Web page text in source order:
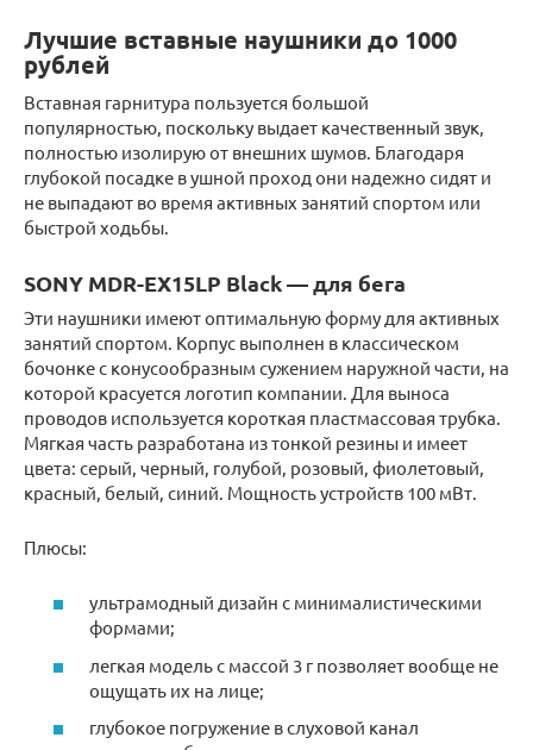
Лучшие вставные наушники до 1000
рублей
Вставная гарнитура пользуется большой
популярностью, поскольку выдает качественный звук,
полностью изолирую от внешних шумов. Благодаря
глубокой посадке в ушной проход они надежно сидят и
не выпадают во время активных занятий спортом или
быстрой ходьбы.
SONY MDR-EX15LP Black — для бега
Эти наушники имеют оптимальную форму для активных
занятий спортом. Корпус выполнен в классическом
бочонке с конусообразным сужением наружной части, на
которой красуется логотип компании. Для выноса
проводов используется короткая пластмассовая трубка.
Мягкая часть разработана из тонкой резины и имеет
цвета: серый, черный, голубой, розовый, фиолетовый,
красный, белый, синий. Мощность устройств 100 мВт.
Плюсы:
ультрамодный дизайн с минималистическими
формами;
легкая модель с массой 3 г позволяет вообще не
ощущать их на лице;
глубокое погружение в слуховой канал